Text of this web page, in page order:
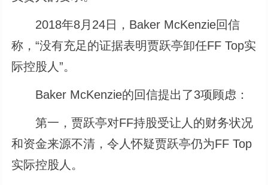
2018年8月24日，Baker McKenzie回信
称，“没有充足的证据表明贾跃亭卸任FF Top实
际控股人”。
Baker McKenzie的回信提出了3项顾虑：
第一，贾跃亭对FF持股受让人的财务状况
和资金来源不清，令人怀疑贾跃亭仍为FF Top
实际控股人。